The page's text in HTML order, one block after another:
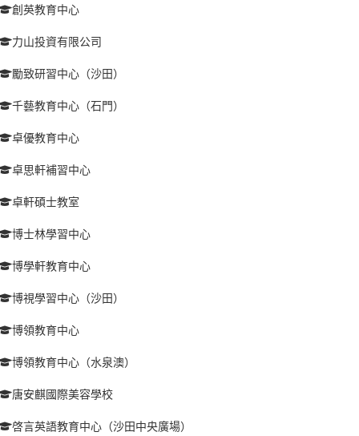
創英教育中心
力山投資有限公司
勵致研習中心（沙田）
千藝教育中心（石門）
卓優教育中心
卓思軒補習中心
卓軒碩士教室
博士林學習中心
博學軒教育中心
博視學習中心（沙田）
博領教育中心
博領教育中心（水泉澳）
唐安麒國際美容學校
啓言英語教育中心（沙田中央廣場）